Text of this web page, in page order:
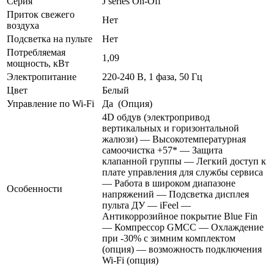
Приток свежего
воздуха
Нет
Подсветка на пульте
Нет
Потребляемая
мощность, кВт
1,09
Электропитание
220-240 В, 1 фаза, 50 Гц
Цвет
Белый
Управление по Wi-Fi
Да (Опция)
Особенности
4D обдув (электропривод
вертикальных и горизонтальной
жалюзи) — Высокотемпературная
самоочистка +57* — Защита
клапанной группы — Легкий доступ к
плате управления для службы сервиса
— Работа в широком диапазоне
напряжений — Подсветка дисплея
пульта ДУ — iFeel —
Антикоррозийное покрытие Blue Fin
— Компрессор GMCС — Охлаждение
при -30% с зимним комплектом
(опция) — возможность подключения
Wi-Fi (опция)